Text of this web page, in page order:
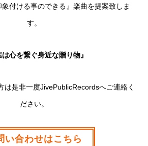
付ける事のできる』楽曲を提案致しま
す。
は心を繋ぐ身近な贈り物』
は是非一度JivePublicRecordsへご連絡く
ださい。
い合わせはこちら